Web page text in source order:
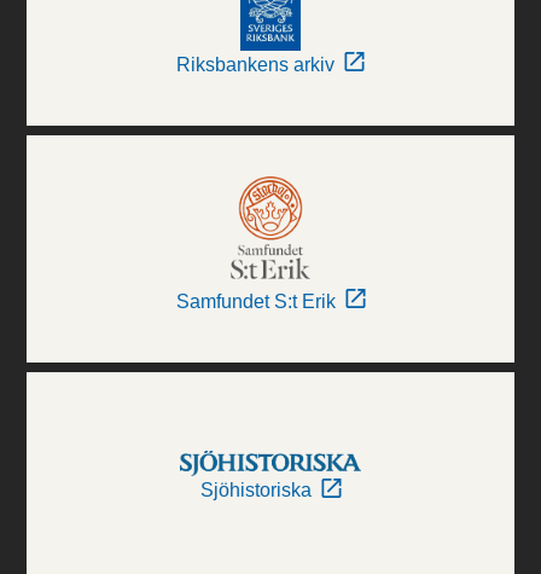
Riksbankens arkiv
Samfundet S:t Erik
Sjöhistoriska